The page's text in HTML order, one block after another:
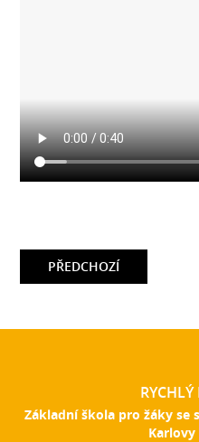
PŘEDCHOZÍ
Základní škola pro žáky se
Karlovy